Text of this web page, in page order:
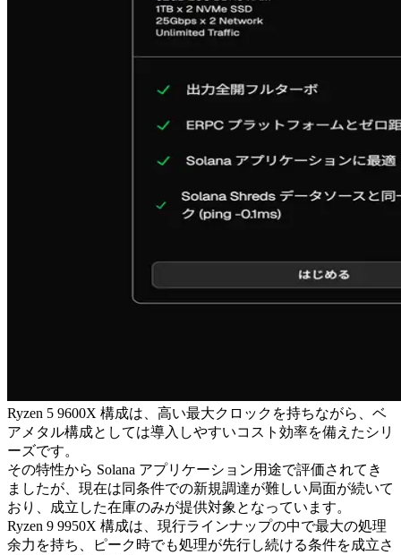
Ryzen 5 9600X 構成は、高い最大クロックを持ちながら、ベ
アメタル構成としては導入しやすいコスト効率を備えたシリ
ーズです。
その特性から Solana アプリケーション用途で評価されてき
ましたが、現在は同条件での新規調達が難しい局面が続いて
おり、成立した在庫のみが提供対象となっています。
Ryzen 9 9950X 構成は、現行ラインナップの中で最大の処理
余力を持ち、ピーク時でも処理が先行し続ける条件を成立さ